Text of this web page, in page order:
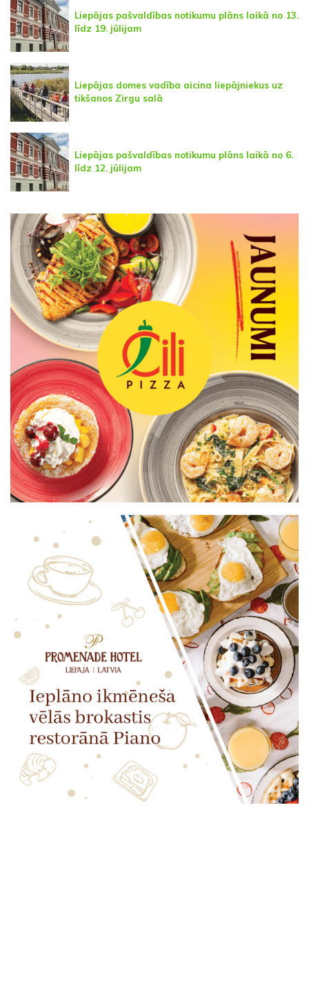
Liepājas pašvaldības notikumu plāns laikā no 13.
līdz 19. jūlijam
Liepājas domes vadība aicina liepājniekus uz
tikšanos Zirgu salā
Liepājas pašvaldības notikumu plāns laikā no 6.
līdz 12. jūlijam